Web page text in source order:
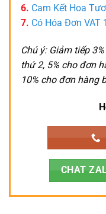
6. Cam Kết Hoa
7. Có Hóa Đơn VAT
Chú ý: Giảm tiếp
thứ 2, 5% cho đơn
10% cho đơn hàng
CHAT